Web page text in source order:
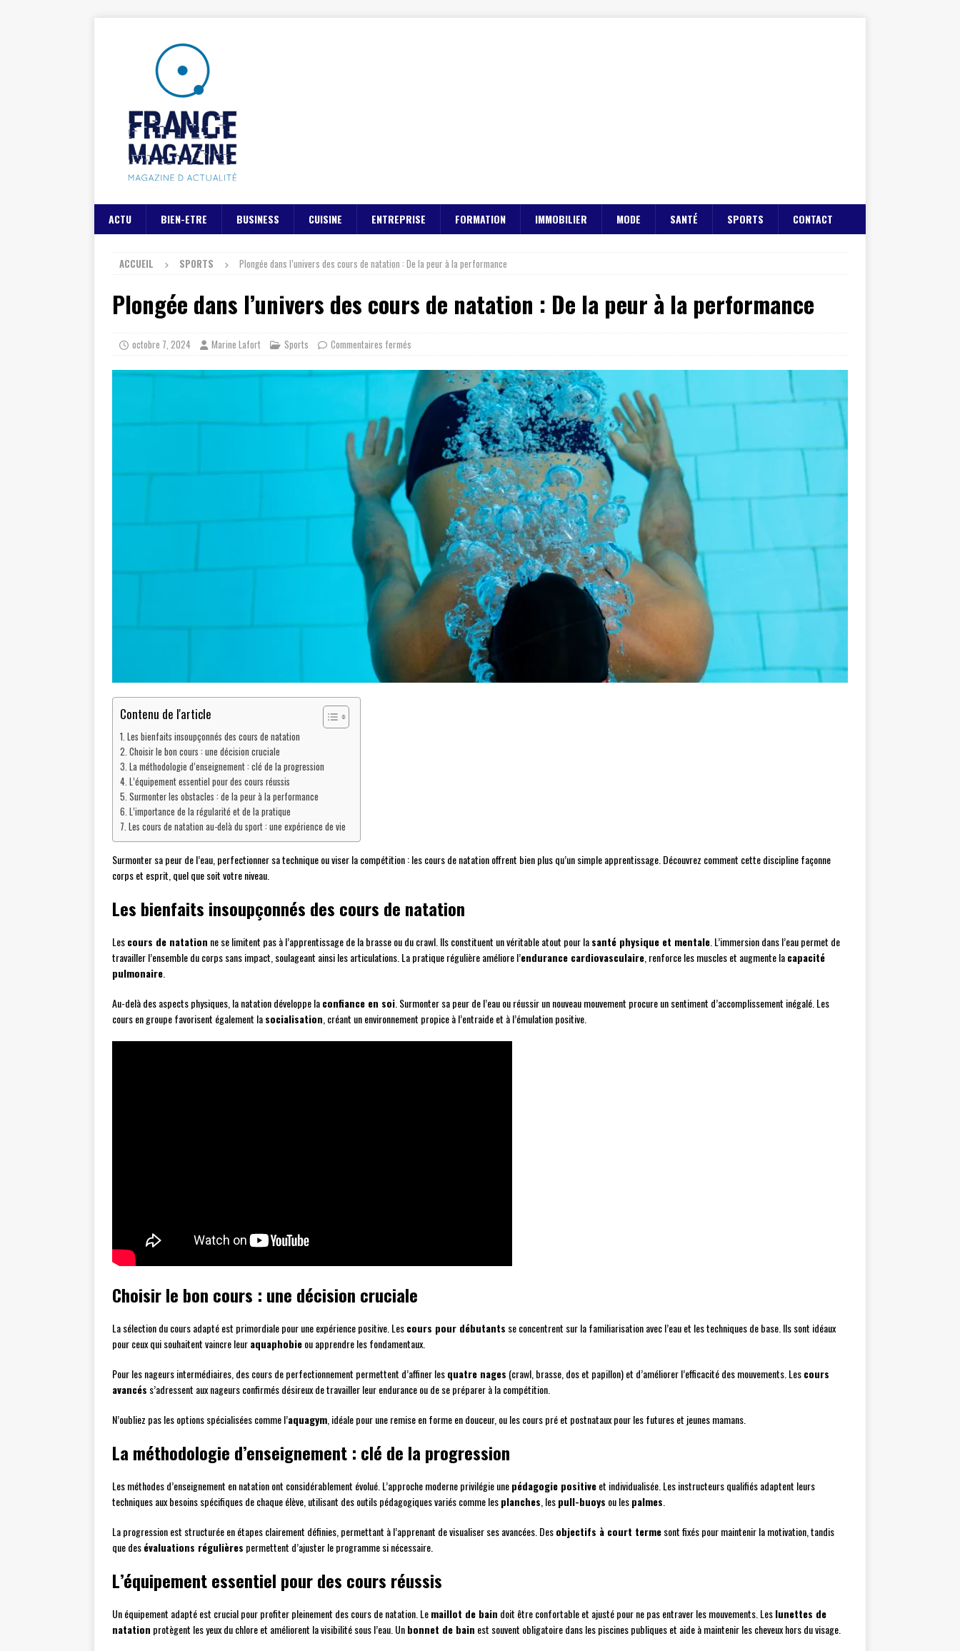
ACTU BIEN-ETRE BUSINESS CUISINE ENTREPRISE FORMATION IMMOBILIER MODE SANTÉ SPORTS CONTACT
ACCUEIL SPORTS Plongée dans l’univers des cours de natation : De la peur à la performance
Plongée dans l’univers des cours de natation : De la peur à la performance
octobre 7, 2024 Marine Lafort Sports Commentaires fermés
Contenu de l'article
Les bienfaits insoupçonnés des cours de natation
Choisir le bon cours : une décision cruciale
La méthodologie d’enseignement : clé de la progression
L’équipement essentiel pour des cours réussis
Surmonter les obstacles : de la peur à la performance
L’importance de la régularité et de la pratique
Les cours de natation au-delà du sport : une expérience de vie
Surmonter sa peur de l’eau, perfectionner sa technique ou viser la compétition : les cours de natation offrent bien plus qu’un simple apprentissage. Découvrez comment cette discipline façonne
corps et esprit, quel que soit votre niveau.
Les bienfaits insoupçonnés des cours de natation
Lescours de natation ne se limitent pas à l’apprentissage de la brasse ou du crawl. Ils constituent un véritable atout pour lasanté physique et mentale . L’immersion dans l’eau permet de
travailler l’ensemble du corps sans impact, soulageant ainsi les articulations. La pratique régulière améliore l’endurance cardiovasculaire , renforce les muscles et augmente lacapacité
pulmonaire
Au-delà des aspects physiques, la natation développe laconfiance en soi . Surmonter sa peur de l’eau ou réussir un nouveau mouvement procure un sentiment d’accomplissement inégalé. Les
cours en groupe favorisent également lasocialisation , créant un environnement propice à l’entraide et à l’émulation positive.
Choisir le bon cours : une décision cruciale
La sélection du cours adapté est primordiale pour une expérience positive. Lescours pour débutants se concentrent sur la familiarisation avec l’eau et les techniques de base. Ils sont idéaux
pour ceux qui souhaitent vaincre leuraquaphobieou apprendre les fondamentaux.
Pour les nageurs intermédiaires, des cours de perfectionnement permettent d’affiner lesquatre nages (crawl, brasse, dos et papillon) et d’améliorer l’efficacité des mouvements. Lescours
avancés s’adressent aux nageurs confirmés désireux de travailler leur endurance ou de se préparer à la compétition.
N’oubliez pas les options spécialisées comme l’aquagym , idéale pour une remise en forme en douceur, ou les cours pré et postnataux pour les futures et jeunes mamans.
La méthodologie d’enseignement : clé de la progression
Les méthodes d’enseignement en natation ont considérablement évolué. L’approche moderne privilégie unepédagogie positiveet individualisée. Les instructeurs qualifiés adaptent leurs
techniques aux besoins spécifiques de chaque élève, utilisant des outils pédagogiques variés comme lesplanches , lespull-buoys ou lespalmes
La progression est structurée en étapes clairement définies, permettant à l’apprenant de visualiser ses avancées. Desobjectifs à court termesont fixés pour maintenir la motivation, tandis
que desévaluations régulières permettent d’ajuster le programme si nécessaire.
L’équipement essentiel pour des cours réussis
Un équipement adapté est crucial pour profiter pleinement des cours de natation. Lemaillot de bain doit être confortable et ajusté pour ne pas entraver les mouvements. Leslunettes de
natation protègent les yeux du chlore et améliorent la visibilité sous l’eau. Unbonnet de bain est souvent obligatoire dans les piscines publiques et aide à maintenir les cheveux hors du visage.